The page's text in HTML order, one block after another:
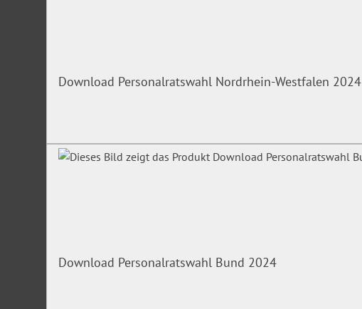
Download Personalratswahl Nordrhein-Westfalen 2024
Download Personalratswahl Bund 2024